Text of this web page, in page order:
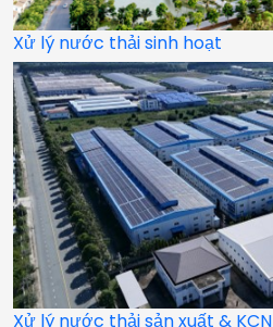
Xử lý nước thải sinh hoạt
Xử lý nước thải sản xuất & KCN